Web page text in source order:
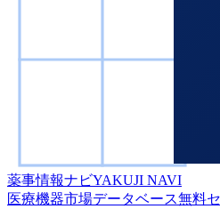
薬事情報ナビYAKUJI NAVI
医療機器市場データベース無料